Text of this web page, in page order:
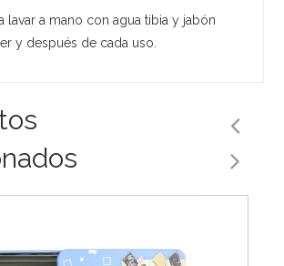
lavar a mano con agua tibia y jabón
y después de cada uso.